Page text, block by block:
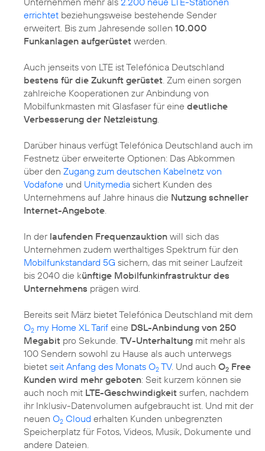
errichtet beziehungsweise bestehende Sender
erweitert. Bis zum Jahresende sollen 10.000
Funkanlagen aufgerüstet werden.
Auch jenseits von LTE ist Telefónica Deutschland
bestens für die Zukunft gerüstet . Zum einen sorgen
zahlreiche Kooperationen zur Anbindung von
Mobilfunkmasten mit Glasfaser für eine deutliche
Verbesserung der Netzleistung
Darüber hinaus verfügt Telefónica Deutschland auch im
Festnetz über erweiterte Optionen: Das Abkommen
über den Zugang zum deutschen Kabelnetz von
Vodafone und Unitymedia sichert Kunden des
Unternehmens auf Jahre hinaus die Nutzung schneller
Internet-Angebote
In der laufenden Frequenzauktion will sich das
Unternehmen zudem werthaltiges Spektrum für den
Mobilfunkstandard 5G sichern, das mit seiner Laufzeit
bis 2040 die künftige Mobilfunkinfrastruktur des
Unternehmens prägen wird.
Bereits seit März bietet Telefónica Deutschland mit dem
O2 my Home XL Tarif eine DSL-Anbindung von 250
Megabit pro Sekunde. TV-Unterhaltung mit mehr als
100 Sendern sowohl zu Hause als auch unterwegs
bietet seit Anfang des Monats O2 TV. Und auch O2 Free
Kunden wird mehr geboten: Seit kurzem können sie
auch noch mit LTE-Geschwindigkeit surfen, nachdem
ihr Inklusiv-Datenvolumen aufgebraucht ist. Und mit der
neuen O2 Cloud erhalten Kunden unbegrenzten
Speicherplatz für Fotos, Videos, Musik, Dokumente und
andere Dateien.